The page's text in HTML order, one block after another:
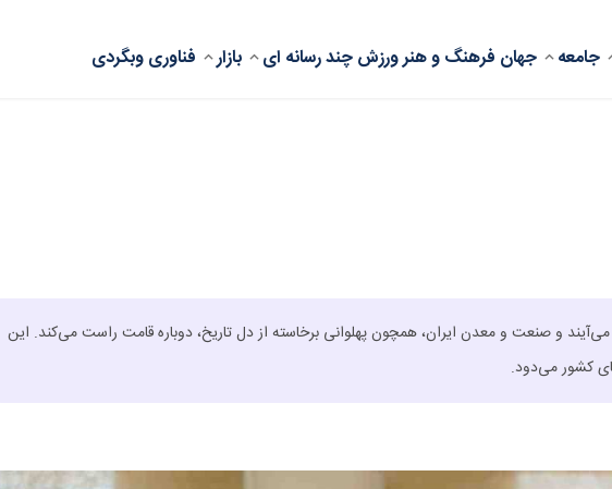
جامعه جهان فرهنگ و هنرورزشچند رسانه ای بازار فناوریوبگردی
و صنعت و معدن ایران، همچون پهلوانی برخاسته از دل تاریخ، دوباره قامت راست می‌کند. این
کشور می‌دود.